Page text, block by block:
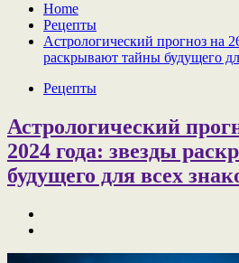
Home
Рецепты
Астрологический прогноз на
раскрывают тайны будущего
Рецепты
Астрологический
2024 года: звезды
будущего для всех